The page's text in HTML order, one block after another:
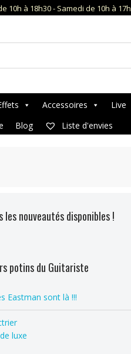
10h à 18h30 - Samedi de 10h à 17h
Accessoires
Live
Blog Liste d'envies
nouveautés disponibles !
potins du Guitariste
Eastman sont là !!!
luxe